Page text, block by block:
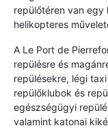
repülőtéren van egy
helikopteres
A Le Port de
repülésre és
repülésekre, légi
repülőklubok és
egészségügyi
valamint katonai